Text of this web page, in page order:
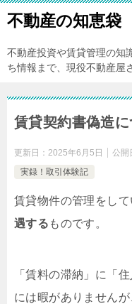
不動産の知恵袋
不動産投資や賃貸管理の知
ち情報まで、現役不動産屋
賃貸契約書偽造に
更新日： 2025年6月5日 公開
実録！取引体験記
賃貸物件の管理をし
遇する ものです。
「賃料の滞納」に「
には暇がありません